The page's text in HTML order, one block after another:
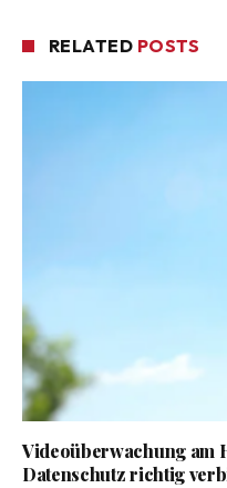
RELATED POSTS
Videoüberwachung am
Datenschutz richtig